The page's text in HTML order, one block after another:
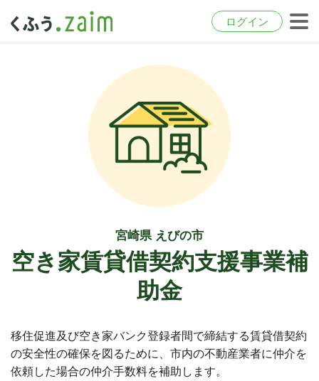
ログイン
宮崎県 えびの市
空き家賃貸借契約支援事業補
助金
移住促進及び空き家バンク登録者間で締結する賃貸借契約
の安全性の確保を図るために、市内の不動産業者に仲介を
依頼した場合の仲介手数料を補助します。